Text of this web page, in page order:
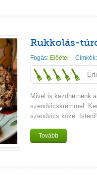
Rukkolás-
Fogás: Előétel
Mivel is kezdhetnénk
szendvicskrémmel.
szendvics közé. Isteni!
Tovább